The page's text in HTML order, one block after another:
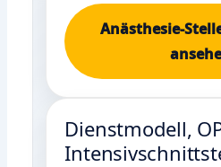
Anästhesie-
Dienstmodell,